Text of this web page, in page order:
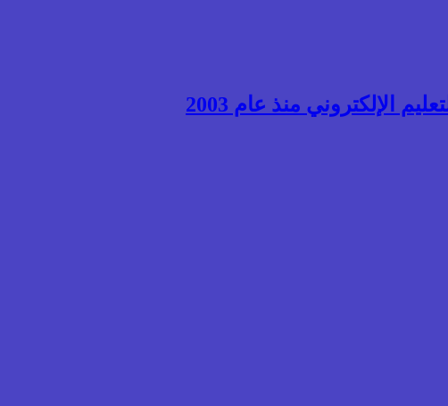
الإلكتروني منذ عام 2003